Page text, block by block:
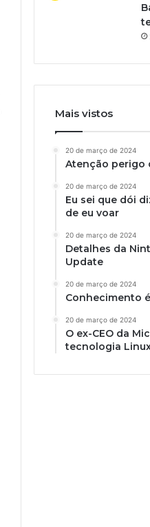
Mais vistos
20 de março de 2024
Atenção perigo
20 de março de 2024
Eu sei que dói
de eu voar
20 de março de 2024
Detalhes da
Update
20 de março de 2024
Conhecimento
20 de março de 2024
O ex-CEO da
tecnologia